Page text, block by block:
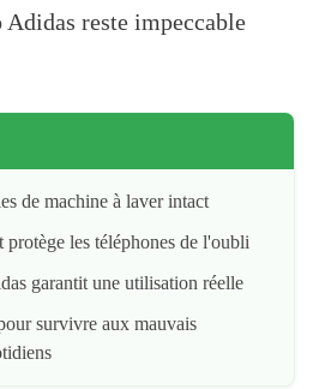
Adidas reste impeccable
de machine à laver intact
protège les téléphones de l'oubli
garantit une utilisation réelle
survivre aux mauvais